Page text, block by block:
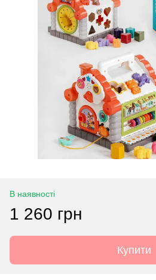
В наявності
1 260 грн
Купити